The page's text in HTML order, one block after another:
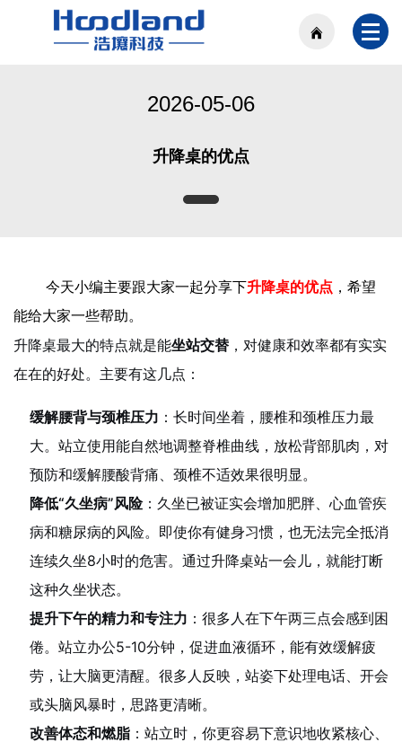
2026-05-06
升降桌的优点
今天小编主要跟大家一起分享下升降桌的优点 ，希望
能给大家一些帮助。
升降桌最大的特点就是能坐站交替 ，对健康和效率都有实实
在在的好处。主要有这几点：
缓解腰背与颈椎压力 ：长时间坐着，腰椎和颈椎压力最
大。站立使用能自然地调整脊椎曲线，放松背部肌肉，对
预防和缓解腰酸背痛、颈椎不适效果很明显。
降低“久坐病”风险：久坐已被证实会增加肥胖、心血管疾
病和糖尿病的风险。即使你有健身习惯，也无法完全抵消
连续久坐8小时的危害。通过升降桌站一会儿，就能打断
这种久坐状态。
提升下午的精力和专注力 ：很多人在下午两三点会感到困
倦。站立办公5-10分钟，促进血液循环，能有效缓解疲
劳，让大脑更清醒。很多人反映，站姿下处理电话、开会
或头脑风暴时，思路更清晰。
改善体态和燃脂 ：站立时，你更容易下意识地收紧核心、